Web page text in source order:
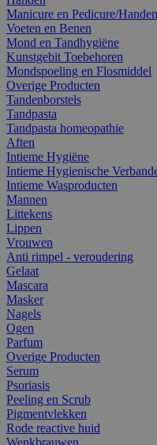
Manicure en Pedicure/Handen
Voeten en Benen
Mond en Tandhygiëne
Kunstgebit Toebehoren
Mondspoeling en Flosmiddel
Overige Producten
Tandenborstels
Tandpasta
Tandpasta homeopathie
Aften
Intieme Hygiëne
Intieme Hygienische
Intieme Wasproducten
Mannen
Littekens
Lippen
Vrouwen
Anti rimpel - veroudering
Gelaat
Mascara
Masker
Nagels
Ogen
Parfum
Overige Producten
Serum
Psoriasis
Peeling en Scrub
Pigmentvlekken
Rode reactive huid
Wenkbrauwen